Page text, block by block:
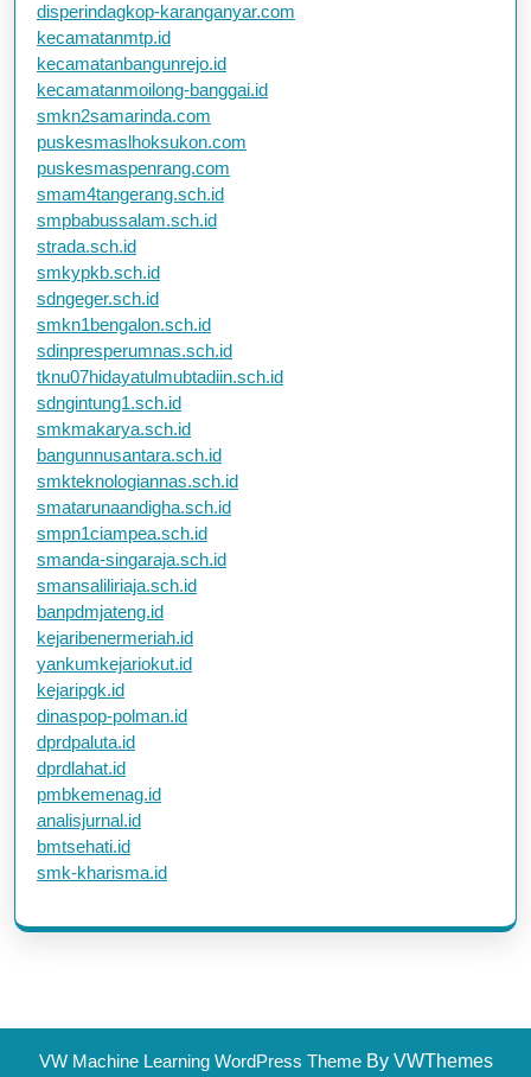
disperindagkop-karanganyar.com
kecamatanmtp.id
kecamatanbangunrejo.id
kecamatanmoilong-banggai.id
smkn2samarinda.com
puskesmaslhoksukon.com
puskesmaspenrang.com
smam4tangerang.sch.id
smpbabussalam.sch.id
strada.sch.id
smkypkb.sch.id
sdngeger.sch.id
smkn1bengalon.sch.id
sdinpresperumnas.sch.id
tknu07hidayatulmubtadiin.sch.id
sdngintung1.sch.id
smkmakarya.sch.id
bangunnusantara.sch.id
smkteknologiannas.sch.id
smatarunaandigha.sch.id
smpn1ciampea.sch.id
smanda-singaraja.sch.id
smansaliliriaja.sch.id
banpdmjateng.id
kejaribenermeriah.id
yankumkejariokut.id
kejaripgk.id
dinaspop-polman.id
dprdpaluta.id
dprdlahat.id
pmbkemenag.id
analisjurnal.id
bmtsehati.id
smk-kharisma.id
VW Machine Learning WordPress ThemeBy VWThemes